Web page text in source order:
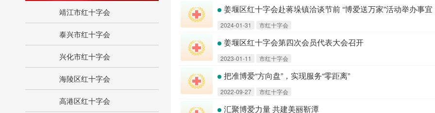
靖江市红十字会
泰兴市红十字会
兴化市红十字会
海陵区红十字会
高港区红十字会
姜堰区红十字会赴蒋垛镇洽谈节前 “博爱送万家”活动举办事宜
2024-01-31 市红十字会
姜堰区红十字会第四次会员代表大会召开
2023-01-11 市红十字会
把准博爱“方向盘”，实现服务“零距离”
2022-09-27 市红十字会
汇聚博爱力量 共建美丽靳潭